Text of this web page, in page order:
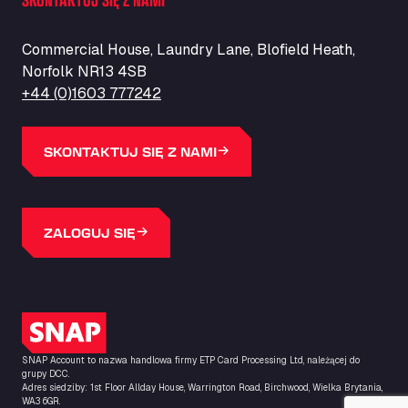
ZI de la Vallée du Bois EST, 62450
A18 Melton Ross Road, DN38 6LB
Bars Logistics Ltd
Elm Farm Depot, CO6 1HU
Bartrums Haulage & Storage
A140, Langton Green, IP23 7HS
Basiq Truck Cleaning Amsterdam
Basiq Truck Cleaning Echt
Bathgate Truck & Car Wash
16 Inchmuir Road, EH48 2EP
Batim Truckstop
Lar Bck Z 7 Mennen, 8930
Commercial House, Laundry Lane, Blofield Heath,
Norfolk NR13 4SB
+44 (0)1603 777242
SKONTAKTUJ SIĘ Z NAMI
ZALOGUJ SIĘ
Logo SNAP
SNAP Account to nazwa handlowa firmy ETP Card Processing Ltd, należącej do
grupy DCC.
Adres siedziby: 1st Floor Allday House, Warrington Road, Birchwood, Wielka Brytania,
WA3 6GR.